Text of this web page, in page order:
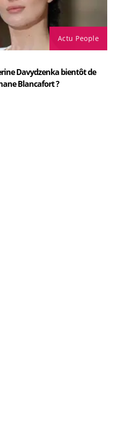
Actu People
Davydzenka bientôt de
Blancafort ?